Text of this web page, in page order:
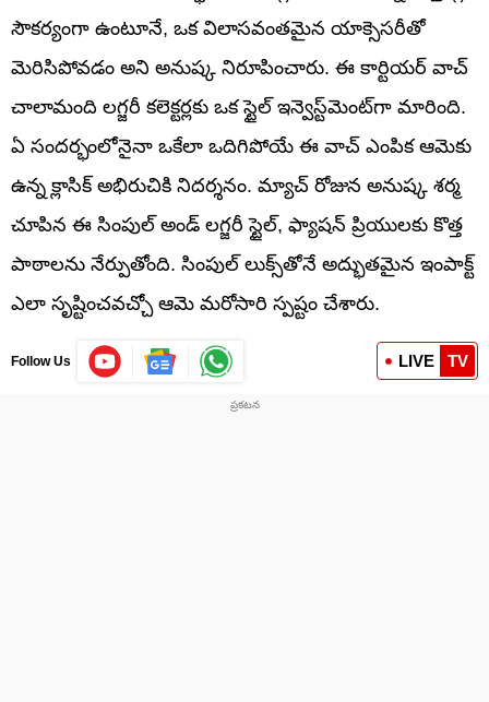
సౌకర్యంగా ఉంటూనే, ఒక విలాసవంతమైన యాక్సెసరీతో
మెరిసిపోవడం అని అనుష్క నిరూపించారు. ఈ కార్టియర్ వాచ్
చాలామంది లగ్జరీ కలెక్టర్లకు ఒక స్టైల్ ఇన్వెస్ట్‌మెంట్‌గా మారింది.
ఏ సందర్భంలోనైనా ఒకేలా ఒదిగిపోయే ఈ వాచ్ ఎంపిక ఆమెకు
ఉన్న క్లాసిక్ అభిరుచికి నిదర్శనం. మ్యాచ్ రోజున అనుష్క శర్మ
చూపిన ఈ సింపుల్ అండ్ లగ్జరీ స్టైల్, ఫ్యాషన్ ప్రియులకు కొత్త
పాఠాలను నేర్పుతోంది. సింపుల్ లుక్స్‌తోనే అద్భుతమైన ఇంపాక్ట్
ఎలా సృష్టించవచ్చో ఆమె మరోసారి స్పష్టం చేశారు.
Follow Us LIVE TV